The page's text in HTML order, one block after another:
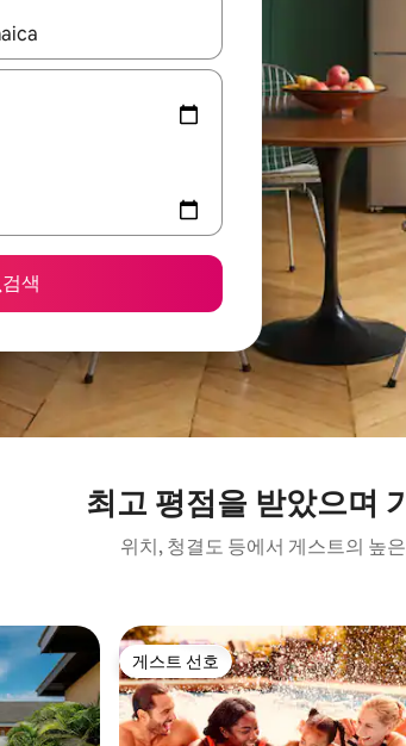
표 키를 사용하거나 터치 또는 스와이프 동작으로 탐색
검색
최고 평점을 받았으며
위치, 청결도 등에서 게스트의 높
게스트 선호
게스트 선호